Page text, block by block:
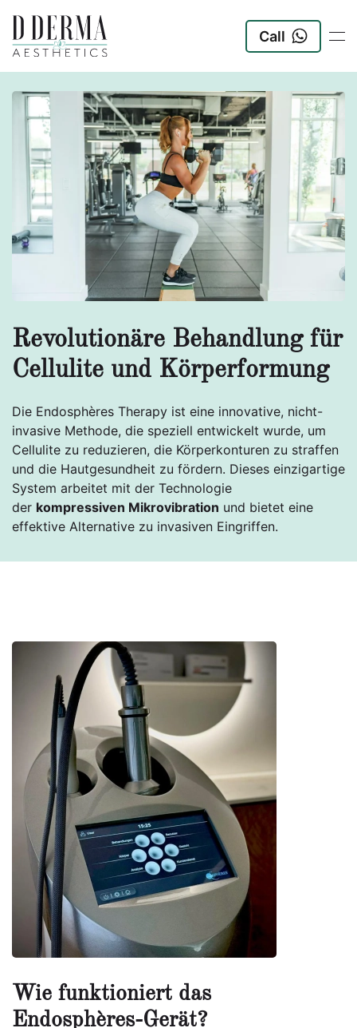
Zum Hauptinhalt springen
Call
Revolutionäre Behandlung für
Cellulite und Körperformung
Die Endosphères Therapy ist eine innovative, nicht-
invasive Methode, die speziell entwickelt wurde, um
Cellulite zu reduzieren, die Körperkonturen zu straffen
und die Hautgesundheit zu fördern. Dieses einzigartige
System arbeitet mit der Technologie
der kompressiven Mikrovibration und bietet eine
effektive Alternative zu invasiven Eingriffen.
Wie funktioniert das
Endosphères-Gerät?